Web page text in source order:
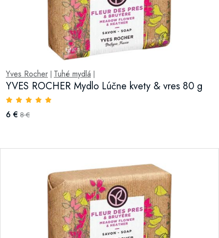
Yves Rocher Tuhé mydlá
YVES ROCHER Mydlo Lúčne kvety & vres 80 g
6 € 8 €